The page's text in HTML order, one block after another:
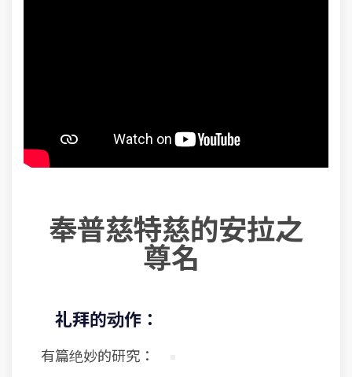
奉普慈特慈的安拉之
尊名
礼拜的动作：
有篇绝妙的研究：